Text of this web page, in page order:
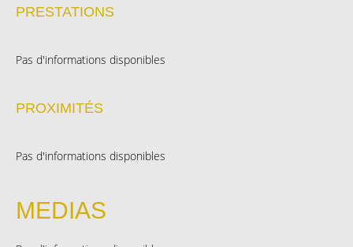
PRESTATIONS
Pas d'informations disponibles
PROXIMITÉS
Pas d'informations disponibles
MEDIAS